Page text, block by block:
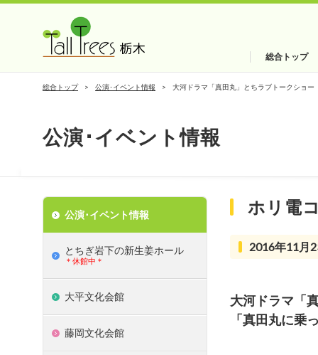
総合トップ
総合トップ 公演･イベント情報 大河ドラマ「真田丸」とちラブトークショー
公演･イベント情報
ホリ電
2016年11月
大河ドラマ「
「真田丸に
公演･イベント情報
とちぎ岩下の新⽣姜ホール
＊休館中＊
大平文化会館
藤岡文化会館